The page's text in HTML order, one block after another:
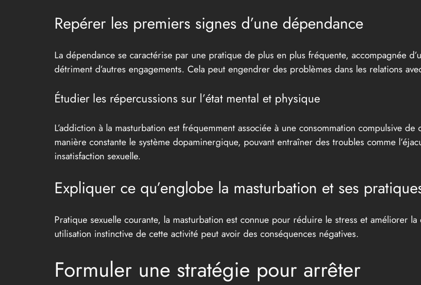
Repérer les premiers signes d’une dépendance
La dépendance se caractérise par une pratique de plus en plus fréquente, accompagnée
détriment d’autres engagements. Cela peut engendrer des problèmes dans les relations
Étudier les répercussions sur l’état mental et physique
L’addiction à la masturbation est fréquemment associée à une consommation compulsive
manière constante le système dopaminergique, pouvant entraîner des troubles comme
insatisfaction sexuelle.
Expliquer ce qu’englobe la masturbation et ses
Pratique sexuelle courante, la masturbation est connue pour réduire le stress et améliorer
utilisation instinctive de cette activité peut avoir des conséquences négatives.
Formuler une stratégie pour arrêter